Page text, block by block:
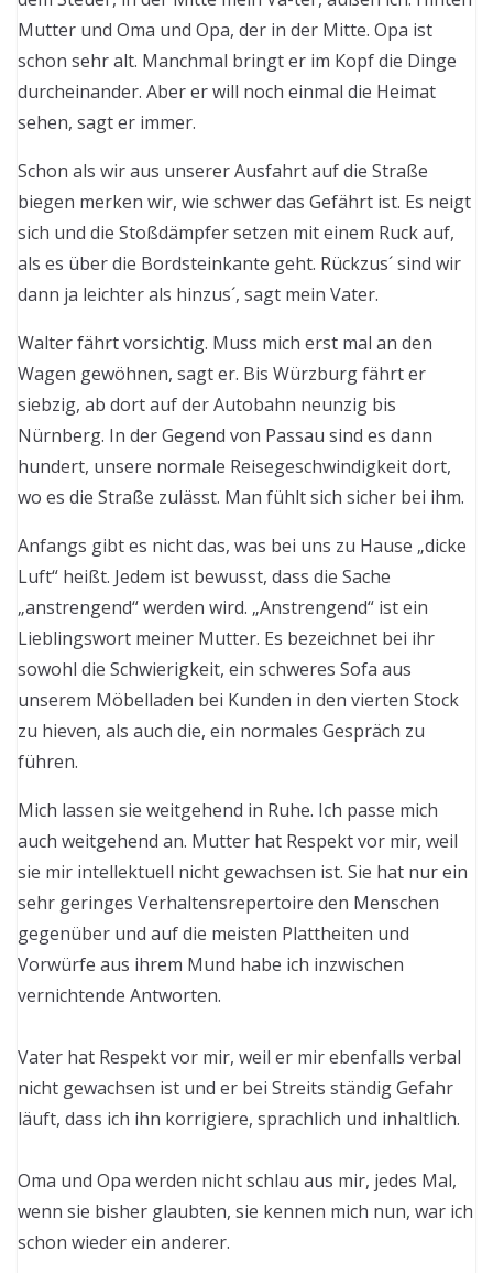
Mutter und Oma und Opa, der in der Mitte. Opa ist
schon sehr alt. Manchmal bringt er im Kopf die Dinge
durcheinander. Aber er will noch einmal die Heimat
sehen, sagt er immer.
Schon als wir aus unserer Ausfahrt auf die Straße
biegen merken wir, wie schwer das Gefährt ist. Es neigt
sich und die Stoßdämpfer setzen mit einem Ruck auf,
als es über die Bordsteinkante geht. Rückzus´ sind wir
dann ja leichter als hinzus´, sagt mein Vater.
Walter fährt vorsichtig. Muss mich erst mal an den
Wagen gewöhnen, sagt er. Bis Würzburg fährt er
siebzig, ab dort auf der Autobahn neunzig bis
Nürnberg. In der Gegend von Passau sind es dann
hundert, unsere normale Reisegeschwindigkeit dort,
wo es die Straße zulässt. Man fühlt sich sicher bei ihm.
Anfangs gibt es nicht das, was bei uns zu Hause „dicke
Luft“ heißt. Jedem ist bewusst, dass die Sache
„anstrengend“ werden wird. „Anstrengend“ ist ein
Lieblingswort meiner Mutter. Es bezeichnet bei ihr
sowohl die Schwierigkeit, ein schweres Sofa aus
unserem Möbelladen bei Kunden in den vierten Stock
zu hieven, als auch die, ein normales Gespräch zu
führen.
Mich lassen sie weitgehend in Ruhe. Ich passe mich
auch weitgehend an. Mutter hat Respekt vor mir, weil
sie mir intellektuell nicht gewachsen ist. Sie hat nur ein
sehr geringes Verhaltensrepertoire den Menschen
gegenüber und auf die meisten Plattheiten und
Vorwürfe aus ihrem Mund habe ich inzwischen
vernichtende Antworten.
Vater hat Respekt vor mir, weil er mir ebenfalls verbal
nicht gewachsen ist und er bei Streits ständig Gefahr
läuft, dass ich ihn korrigiere, sprachlich und inhaltlich.
Oma und Opa werden nicht schlau aus mir, jedes Mal,
wenn sie bisher glaubten, sie kennen mich nun, war ich
schon wieder ein anderer.